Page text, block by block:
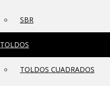
SBR
TOLDOS
TOLDOS CUADRADOS